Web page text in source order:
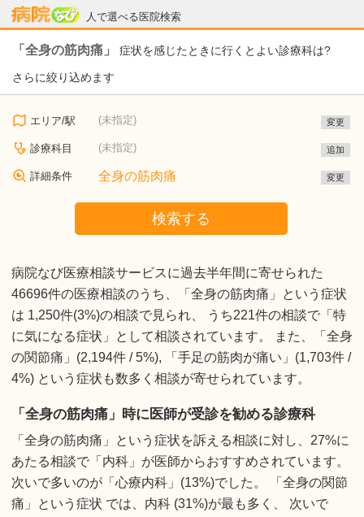
人で選べる医院検索
病院なび
「全身の筋肉痛」 症状を感じたときに行くとよい診療科は?
さらに絞り込めます
エリア/駅 (未指定) 変更
診療科目 (未指定) 追加
詳細条件 全身の筋肉痛 変更
検索する
病院なび医療相談サービスに過去半年間に寄せられた
46696件の医療相談のうち、「全身の筋肉痛」という症状
は 1,250件(3%)の相談で見られ、 うち221件の相談で「特
に気になる症状」として相談されています。 また、「全身
の関節痛」(2,194件 / 5%), 「手足の筋肉が痛い」(1,703件 /
4%) という症状も数多く相談が寄せられています。
「全身の筋肉痛」時に医師が受診を勧める診療科
「全身の筋肉痛」という症状を訴える相談に対し、27%に
あたる相談で「内科」が医師からおすすめされています。
次いで多いのが「心療内科」(13%)でした。 「全身の関節
痛」という症状 では、内科 (31%)が最も多く、 次いで